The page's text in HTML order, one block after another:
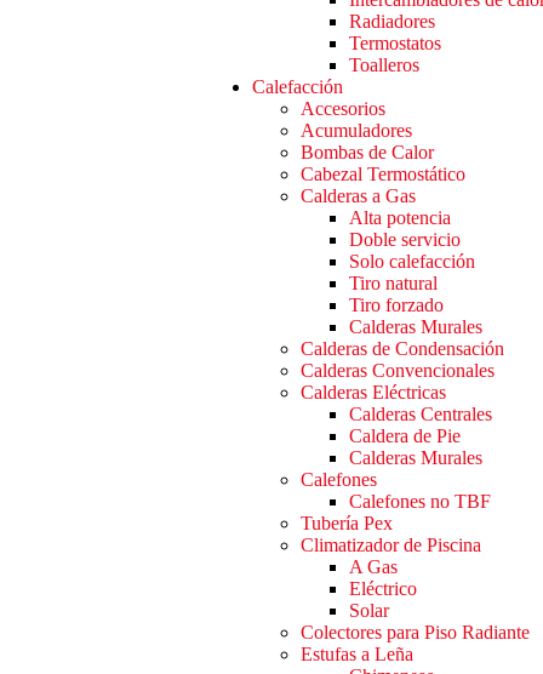
Radiadores
Termostatos
Toalleros
Calefacción
Accesorios
Acumuladores
Bombas de Calor
Cabezal Termostático
Calderas a Gas
Alta potencia
Doble servicio
Solo calefacción
Tiro natural
Tiro forzado
Calderas Murales
Calderas de Condensación
Calderas Convencionales
Calderas Eléctricas
Calderas Centrales
Caldera de Pie
Calderas Murales
Calefones
Calefones no TBF
Tubería Pex
Climatizador de Piscina
A Gas
Eléctrico
Solar
Colectores para Piso Radiante
Estufas a Leña